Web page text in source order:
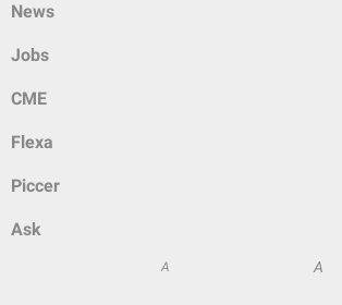
News
Jobs
CME
Flexa
Piccer
Ask
A A